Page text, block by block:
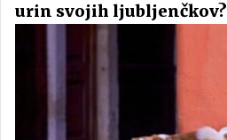
urin svojih ljubljenčkov?